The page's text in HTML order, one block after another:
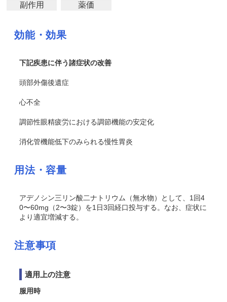
副作用
薬価
効能・効果
下記疾患に伴う諸症状の改善
頭部外傷後遺症
心不全
調節性眼精疲労における調節機能の安定化
消化管機能低下のみられる慢性胃炎
用法・容量
アデノシン三リン酸二ナトリウム（無水物）として、1回4
0〜60mg（2〜3錠）を1日3回経口投与する。なお、症状に
より適宜増減する。
注意事項
適用上の注意
服用時